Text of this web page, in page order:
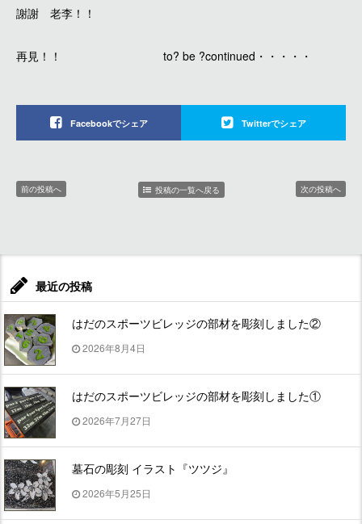
謝謝 老李！！
再見！！ to? be ?continued・・・・・
Facebookでシェア Twitterでシェア
前の投稿へ 投稿の一覧へ戻る 次の投稿へ
最近の投稿
はだのスポーツビレッジの部材を彫刻しました②
2026年8月4日
はだのスポーツビレッジの部材を彫刻しました①
2026年7月27日
墓石の彫刻 イラスト『ツツジ』
2026年5月25日